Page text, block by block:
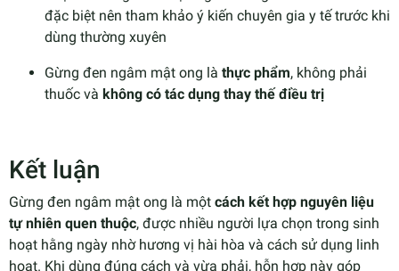
đặc biệt nên tham khảo ý kiến chuyên gia y tế trước khi
dùng thường xuyên
Gừng đen ngâm mật ong là thực phẩm, không phải
thuốc và không có tác dụng thay thế điều trị
Kết luận
Gừng đen ngâm mật ong là một cách kết hợp nguyên liệu
tự nhiên quen thuộc, được nhiều người lựa chọn trong sinh
hoạt hằng ngày nhờ hương vị hài hòa và cách sử dụng linh
hoạt. Khi dùng đúng cách và vừa phải, hỗn hợp này góp